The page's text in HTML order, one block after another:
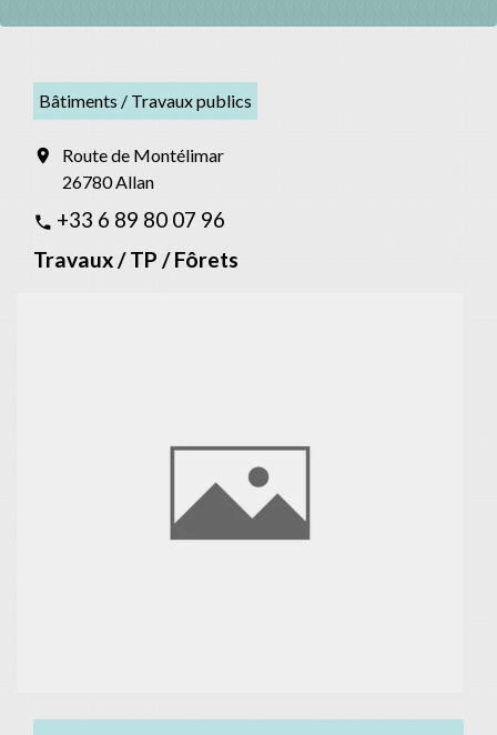
Bâtiments / Travaux publics
location_on
Route de Montélimar
26780 Allan
phone +33 6 89 80 07 96
Travaux / TP / Fôrets